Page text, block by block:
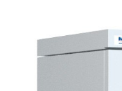
СНЯТ С ПРОИЗВОДСТВА